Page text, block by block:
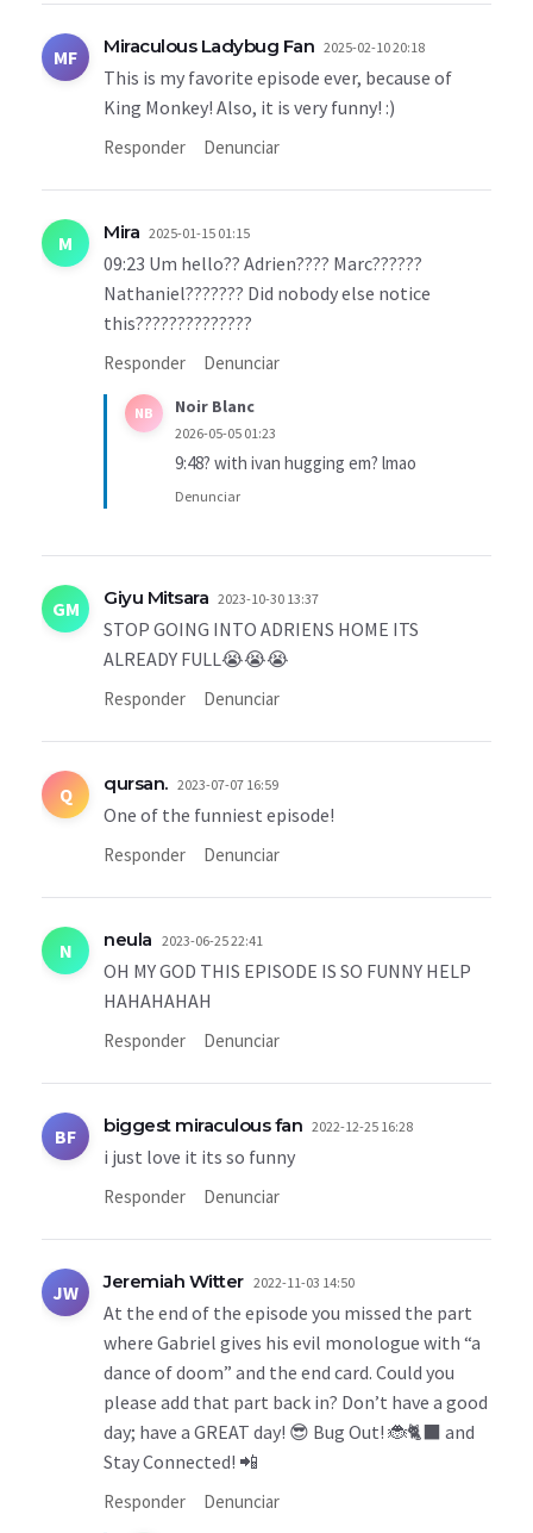
MF Miraculous Ladybug Fan 2025-02-10 20:18
This is my favorite episode ever, because of
King Monkey! Also, it is very funny! :)
Responder Denunciar
M Mira 2025-01-15 01:15
09:23 Um hello?? Adrien???? Marc??????
Nathaniel??????? Did nobody else notice
this??????????????
Responder Denunciar
NB Noir Blanc
2026-05-05 01:23
9:48? with ivan hugging em? lmao
Denunciar
GM Giyu Mitsara 2023-10-30 13:37
STOP GOING INTO ADRIENS HOME ITS
ALREADY FULL😭😭😭
Responder Denunciar
Q qursan. 2023-07-07 16:59
One of the funniest episode!
Responder Denunciar
N neula 2023-06-25 22:41
OH MY GOD THIS EPISODE IS SO FUNNY HELP
HAHAHAHAH
Responder Denunciar
BF biggest miraculous fan 2022-12-25 16:28
i just love it its so funny
Responder Denunciar
JW Jeremiah Witter 2022-11-03 14:50
At the end of the episode you missed the part
where Gabriel gives his evil monologue with “a
dance of doom” and the end card. Could you
please add that part back in? Don’t have a good
day; have a GREAT day! 😎 Bug Out! 🐞🐈‍⬛ and
Stay Connected! 📲
Responder Denunciar